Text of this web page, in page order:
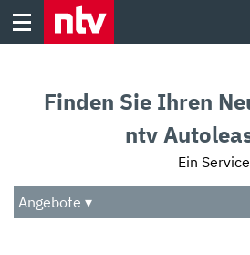
Skip
Audio
Das Beste
Finden Sie Ihren
ntv
Ein
Angebote ▾